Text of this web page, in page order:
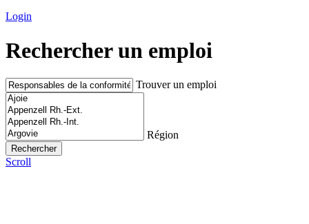
Login
Rechercher un emploi
Trouver un emploi
Région
Scroll